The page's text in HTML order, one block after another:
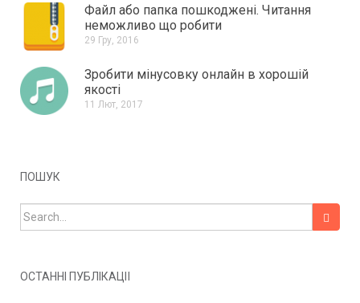
Файл або папка пошкоджені. Читання
неможливо що робити
29 Гру, 2016
Зробити мінусовку онлайн в хорошій
якості
11 Лют, 2017
ПОШУК
Search for:
ОСТАННІ ПУБЛІКАЦІЇ